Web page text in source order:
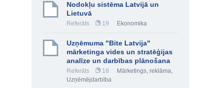
Nodokļu sistēma Latvijā un
Lietuvā
Referāts 19 Ekonomika
Uzņēmuma "Bite Latvija"
mārketinga vides un stratēģijas
analīze un darbības plānošana
Referāts 18 Mārketings, reklāma,
Uzņēmējdarbība